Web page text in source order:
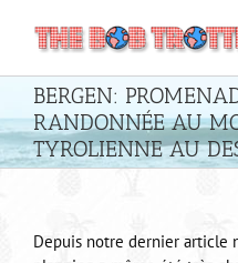
contenu
BERGEN:
RANDONNÉE AU
TYROLIENNE AU
Depuis notre dernier article